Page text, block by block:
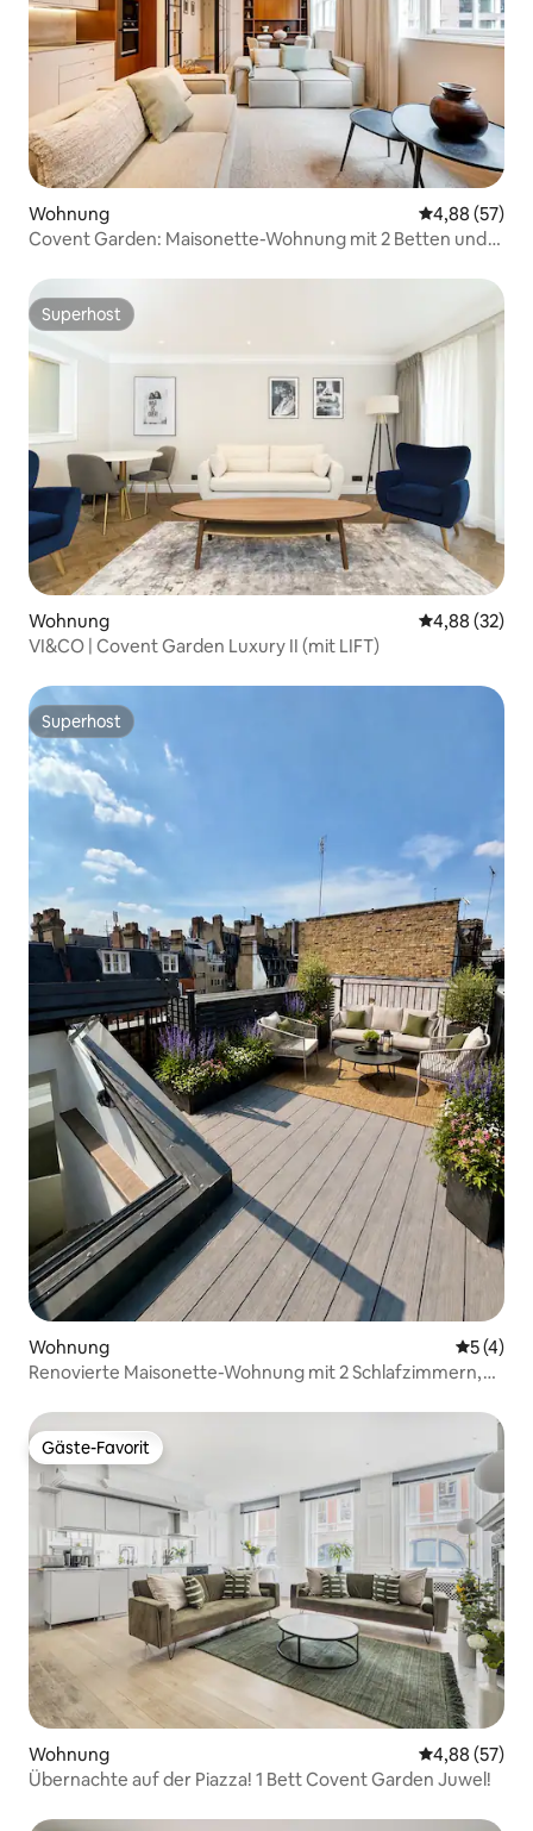
Wohnung
4,88 (57)
Covent Garden: Maisonette-Wohnung mit 2 Betten und
Superhost
Superhost
Wohnung
4,88 (32)
VI&CO | Covent Garden Luxury II (mit LIFT)
Superhost
Superhost
Wohnung
5 (4)
Renovierte Maisonette-Wohnung mit 2 Schlafzimmern,
Gäste-Favorit
Gäste-Favorit
Wohnung
4,88 (57)
Übernachte auf der Piazza! 1 Bett Covent Garden Juwel!